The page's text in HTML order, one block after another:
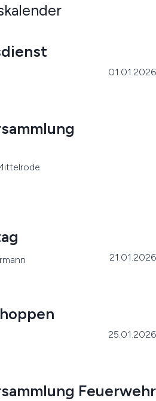
01.01.2026
21.01.2026
25.01.2026
Feuerwehr